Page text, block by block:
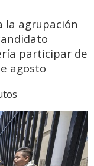
la agrupación
participar de
agosto